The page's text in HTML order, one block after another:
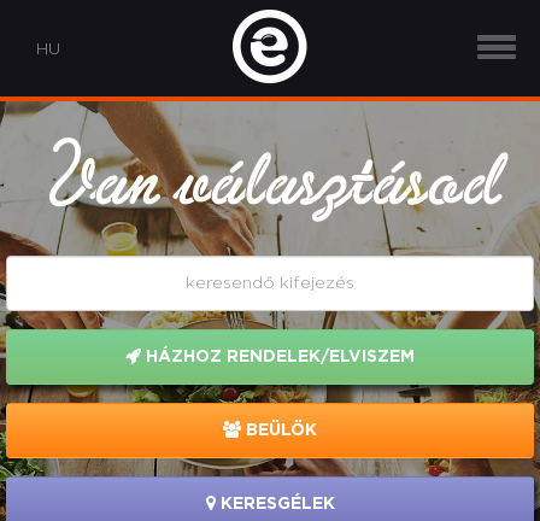
Van választásod
HÁZHOZ RENDELEK/ELVISZEM
BEÜLÖK
KERESGÉLEK